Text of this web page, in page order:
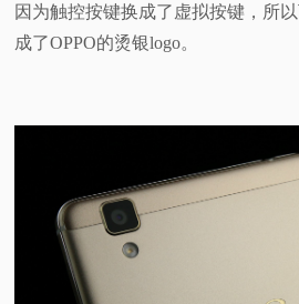
因为触控按键换成了虚拟按键，所
成了OPPO的烫银logo。